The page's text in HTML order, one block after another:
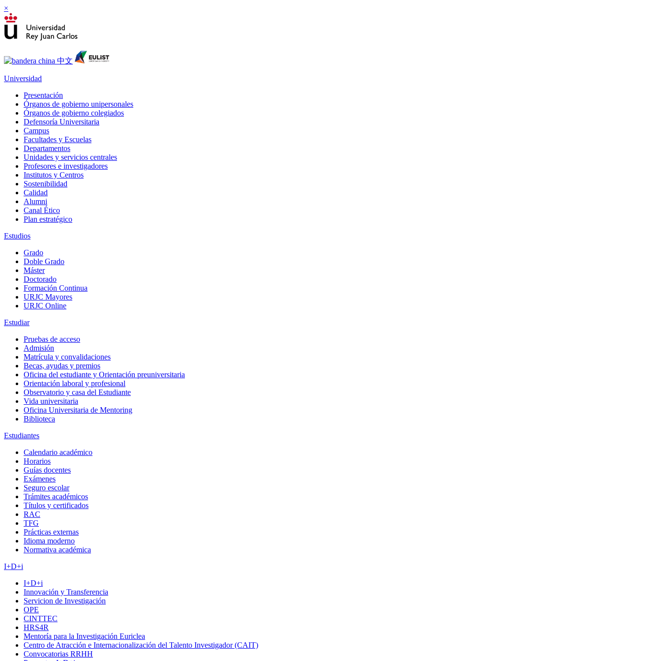
×
Universidad
Presentación
Órganos de gobierno unipersonales
Órganos de gobierno colegiados
Defensoría Universitaria
Campus
Facultades y Escuelas
Departamentos
Unidades y servicios centrales
Profesores e investigadores
Institutos y Centros
Sostenibilidad
Calidad
Alumni
Canal Ético
Plan estratégico
Estudios
Grado
Doble Grado
Máster
Doctorado
Formación Continua
URJC Mayores
URJC Online
Estudiar
Pruebas de acceso
Admisión
Matrícula y convalidaciones
Becas, ayudas y premios
Oficina del estudiante y Orientación preuniversitaria
Orientación laboral y profesional
Observatorio y casa del Estudiante
Vida universitaria
Oficina Universitaria de Mentoring
Biblioteca
Estudiantes
Calendario académico
Horarios
Guías docentes
Exámenes
Seguro escolar
Trámites académicos
Títulos y certificados
RAC
TFG
Prácticas externas
Idioma moderno
Normativa académica
I+D+i
I+D+i
Innovación y Transferencia
Servicion de Investigación
OPE
CINTTEC
HRS4R
Mentoría para la Investigación Euriclea
Centro de Atracción e Internacionalización del Talento Investigador (CAIT)
Convocatorias RRHH